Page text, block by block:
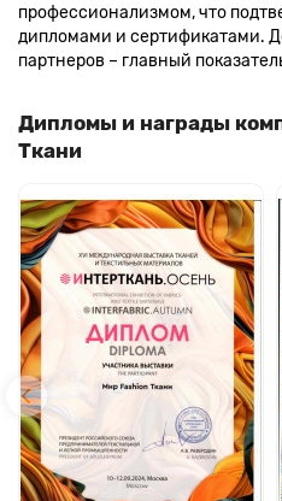
профессионализмом, что
дипломами и сертификатами.
партнеров – главный
Дипломы и награды
Ткани